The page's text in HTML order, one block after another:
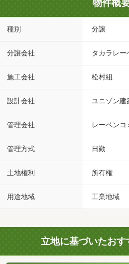
物件概
種別 分譲
分譲会社 タカラレー
施工会社 松村組
設計会社 ユニゾン建
管理会社 レーベンコ
管理方式 日勤
土地権利 所有権
用途地域 工業地域
立地に基づいたおす